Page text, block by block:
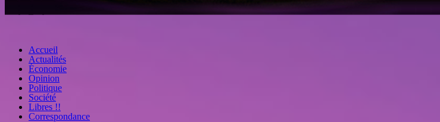
Accueil
Actualités
Économie
Opinion
Politique
Société
Libres !!
Correspondance